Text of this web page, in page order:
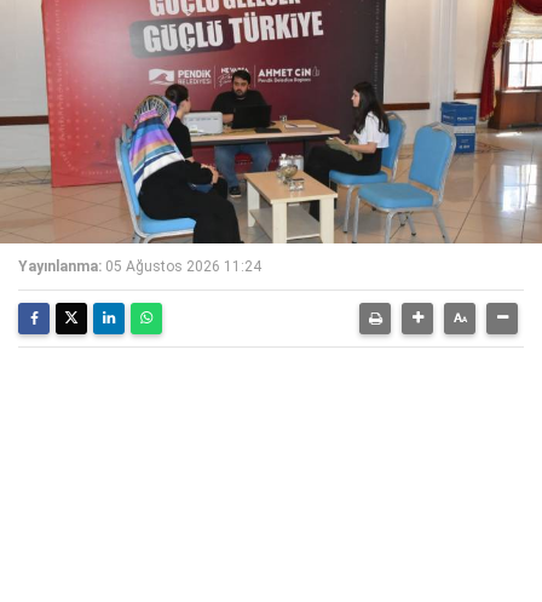
Yayınlanma: 05 Ağustos 2026 11:24